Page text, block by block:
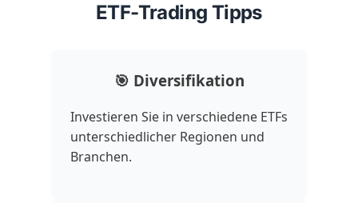
ETF-Trading Tipps
🎯 Diversifikation
Investieren Sie in verschiedene ETFs
unterschiedlicher Regionen und
Branchen.